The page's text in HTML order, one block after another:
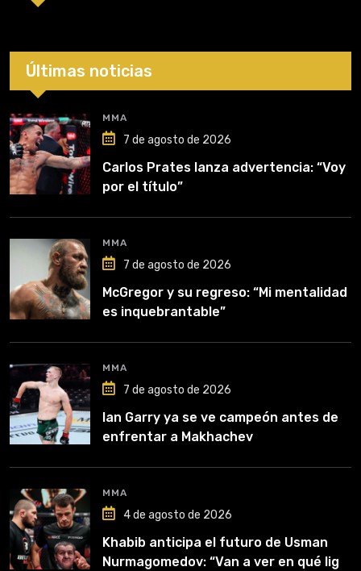
Últimas noticias
MMA
7 de agosto de 2026
Carlos Prates lanza advertencia: “Voy
por el título”
MMA
7 de agosto de 2026
McGregor y su regreso: “Mi mentalidad
es inquebrantable”
MMA
7 de agosto de 2026
Ian Garry ya se ve campeón antes de
enfrentar a Makhachev
MMA
4 de agosto de 2026
Khabib anticipa el futuro de Usman
Nurmagomedov: “Van a ver en qué liga